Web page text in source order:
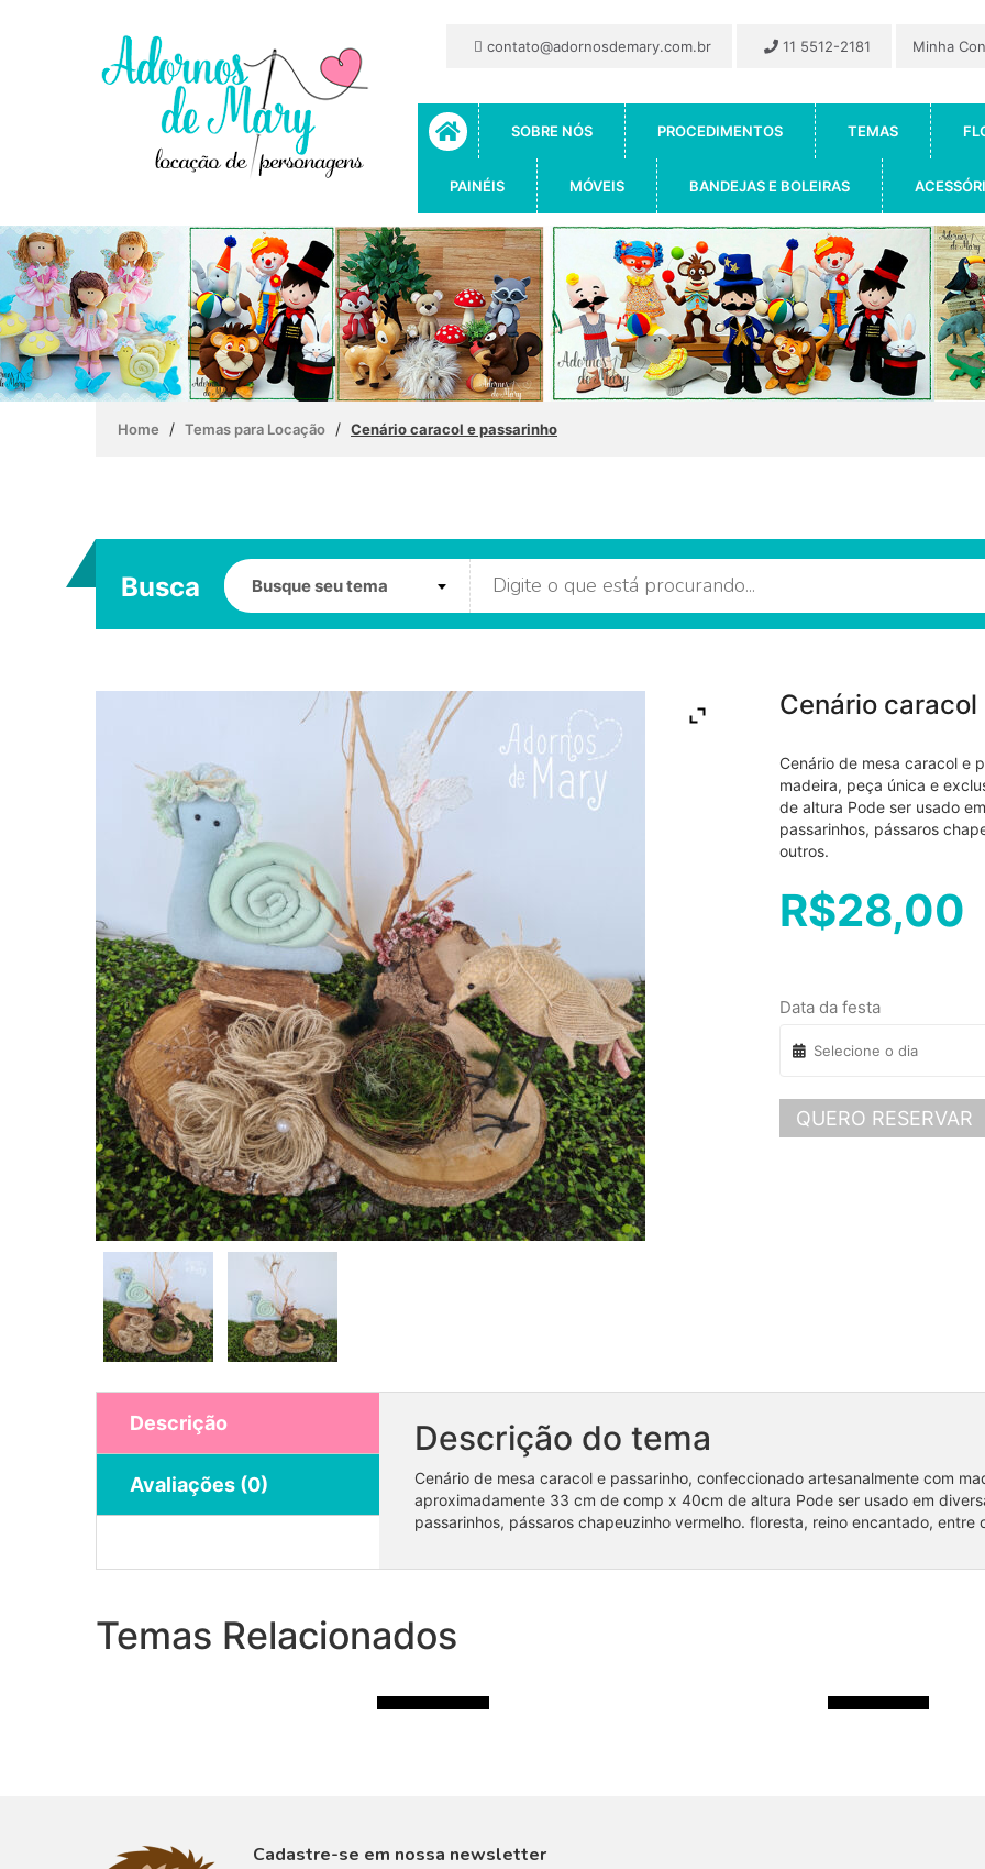
contato@adornosdemary.com.br 11 5512-2181 Minha
SOBRE NÓS PROCEDIMENTOS TEMAS
PAINÉIS MÓVEIS BANDEJAS E BOLEIRAS
Home / Temas para Locação / Cenário caracol e passarinho
Busca
Cenário
Cenário de mesa caracol e
madeira, peça única e
de altura Pode ser usado
passarinhos, pássaros
outros.
R$28,00
Data da festa
QUERO RESERVAR
Descrição
Avaliações (0)
Descrição do tema
Cenário de mesa caracol e passarinho, confeccionado artesanalmente com
aproximadamente 33 cm de comp x 40cm de altura Pode ser usado em
passarinhos, pássaros chapeuzinho vermelho. floresta, reino encantado, entre
Temas Relacionados
Cadastre-se em nossa newsletter